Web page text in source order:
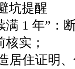
坑提醒
满 1 年”：
实；
居住证明